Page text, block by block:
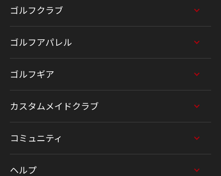
ゴルフクラブ
ゴルフアパレル
ゴルフギア
カスタムメイドクラブ
コミュニティ
ヘルプ